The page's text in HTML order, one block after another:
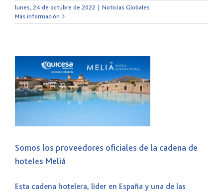
lunes, 24 de octubre de 2022
Noticias Globales
Más información
Somos los proveedores oficiales de la cadena de
hoteles Meliá
Esta cadena hotelera, líder en España y una de las